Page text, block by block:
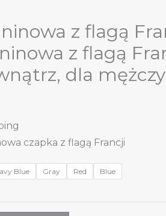
z flagą
z flagą
dla
czapka z flagą Francji
Blue Gray Red Blue